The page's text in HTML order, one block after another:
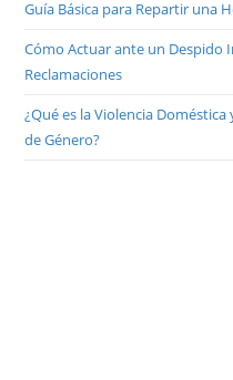
Guía Básica para Repartir una
Cómo Actuar ante un Despido
Reclamaciones
¿Qué es la Violencia
de Género?